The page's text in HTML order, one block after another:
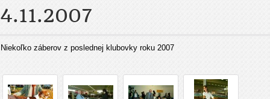
4.11.2007
Niekoľko záberov z poslednej klubovky roku 2007